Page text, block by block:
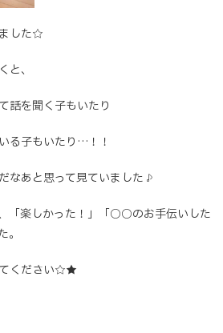
した☆
と、
話を聞く子もいたり
る子もいたり…！！
なあと思って見ていました♪
「楽しかった！」「○○のお手伝いした
てください☆★